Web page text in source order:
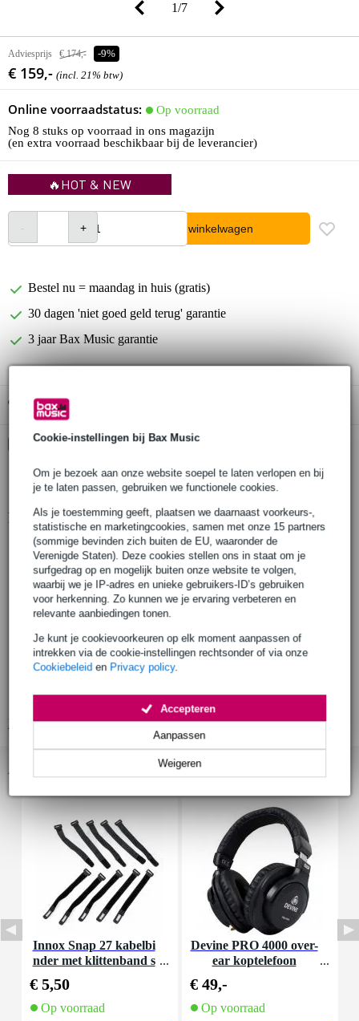
Cookie-instellingen bij Bax Music
Om je bezoek aan onze website soepel te laten verlopen en bij
je te laten passen, gebruiken we functionele cookies.
Als je toestemming geeft, plaatsen we daarnaast voorkeurs-,
statistische en marketingcookies, samen met onze 15 partners
(sommige bevinden zich buiten de EU, waaronder de
Verenigde Staten). Deze cookies stellen ons in staat om je
surfgedrag op en mogelijk buiten onze website te volgen,
waarbij we je IP-adres en unieke gebruikers-ID’s gebruiken
voor herkenning. Zo kunnen we je ervaring verbeteren en
relevante aanbiedingen tonen.
Je kunt je cookievoorkeuren op elk moment aanpassen of
intrekken via de cookie-instellingen rechtsonder of via onze
Cookiebeleid en Privacy policy.
Weigeren
Aanpassen
Accepteren
1/7
Adviesprijs € 174,- -9%
€ 159,- (incl. 21% btw)
Online voorraadstatus:
Op voorraad
Nog 8 stuks op voorraad in ons magazijn
(en extra voorraad beschikbaar bij de leverancier)
🔥HOT & NEW
In winkelwagen
Bestel nu = maandag in huis (gratis)
30 dagen 'niet goed geld terug' garantie
3 jaar Bax Music garantie
Gratis ophalen in de winkel
Kies nu voor 2 jaar extra Bax Music garantie en meer
€ 7,95 eenmalig
Productinformatie
kabel- en audio tester
functies:
signaalgenerator: 1 kHz sine en pink noise (-10, -20 en -40 dB)
XLR-kabeltester 3-polig (3.3 V)
XLR-ingang meting (-20 dBu tot +10 dBu)
beschikbare aansluitingen :
2x XLR IN / OUT
1x 6.3 mm jack IN / OUT
3.5 mm mini-jack koptelefoon uitgang
Bekijk alle productspecificaties
Innox Snap 27 kabelbi
nder met klittenband s
€ 5,50
Op voorraad
Devine PRO 4000 over-
ear koptelefoon
€ 49,-
Op voorraad